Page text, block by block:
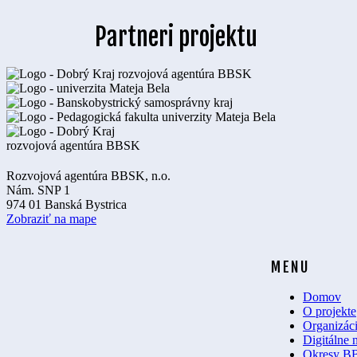
Partneri projektu
Rozvojová agentúra BBSK, n.o.
Nám. SNP 1
974 01 Banská Bystrica
Zobraziť na mape
MENU
Domov
O projekte
Digitálne
Okresy